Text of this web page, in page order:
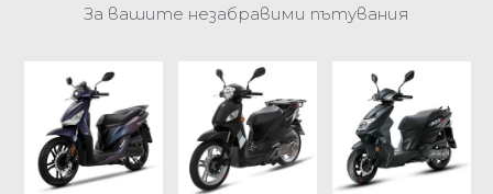
За вашите незабравими пътувания